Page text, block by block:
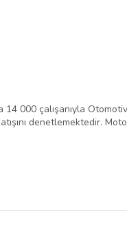
000 çalışanıyla
denetlemektedir.